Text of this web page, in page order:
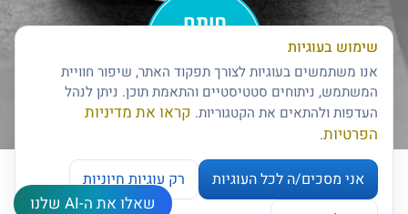
חותם האמינות של דן אנד ברדסטריט
שאלו את ה-AI שלנו
שימוש בעוגיות
אנו משתמשים בעוגיות לצורך תפקוד האתר, שיפור חוויית
המשתמש, ניתוחים סטטיסטיים והתאמת תוכן. ניתן לנהל
העדפות ולהתאים את הקטגוריות. קראו את מדיניות
הפרטיות.
אני מסכים/ה לכל העוגיות
רק עוגיות חיוניות